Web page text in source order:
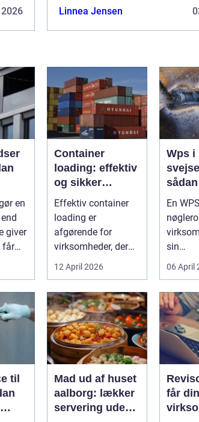
Medmindre man har hænderne
Linnea Jensen
en
giver
får
Container
loading: effektiv
og sikker
håndtering af
gods
Effektiv container
loading er
afgørende for
virksomheder, der
arbejder med gods,
12 April 2026
Wps i
En
sin
...
06 April
til
Mad ud af huset
aalborg: lækker
servering uden
får din